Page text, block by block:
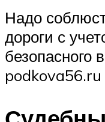
Надо
дороги с
безопасного
podkova56.ru